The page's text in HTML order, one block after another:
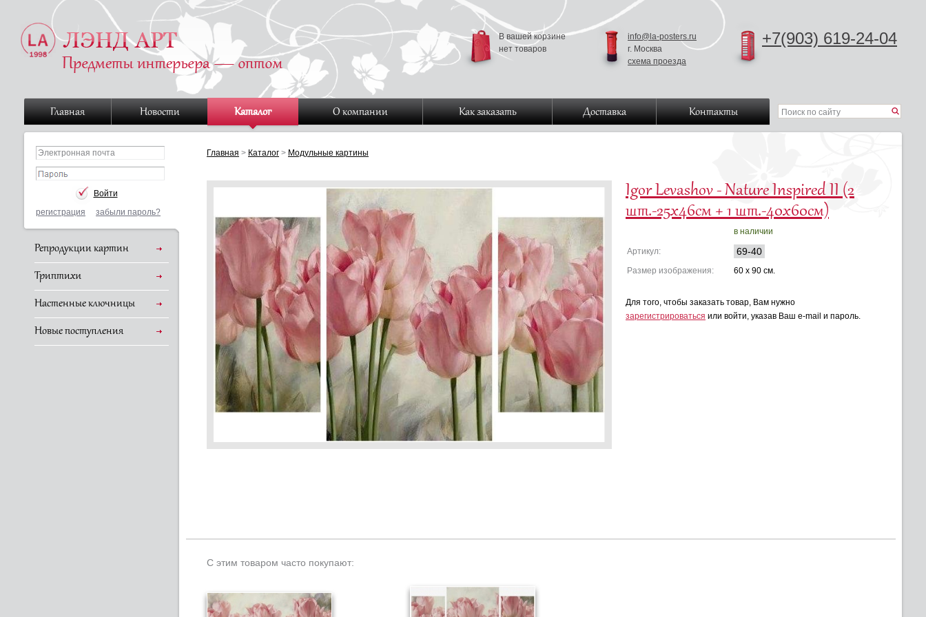
+7(903) 619-24-04
info@la-posters.ru
г. Москва
схема проезда
В вашей корзине
нет товаров
Главная Новости Каталог О компании Как заказать Доставка Контакты
регистрация забыли пароль?
Репродукции картин
Триптихи
Настенные ключницы
Новые поступления
Главная > Каталог > Модульные картины
Igor Levashov - Nature Inspired II (2
шт.-25х46см + 1 шт.-40х60см)
в наличии
Артикул: 69-40
Размер изображения: 60 x 90 см.
Для того, чтобы заказать товар, Вам нужно
зарегистрироваться или войти, указав Ваш e-mail и пароль.
С этим товаром часто покупают: